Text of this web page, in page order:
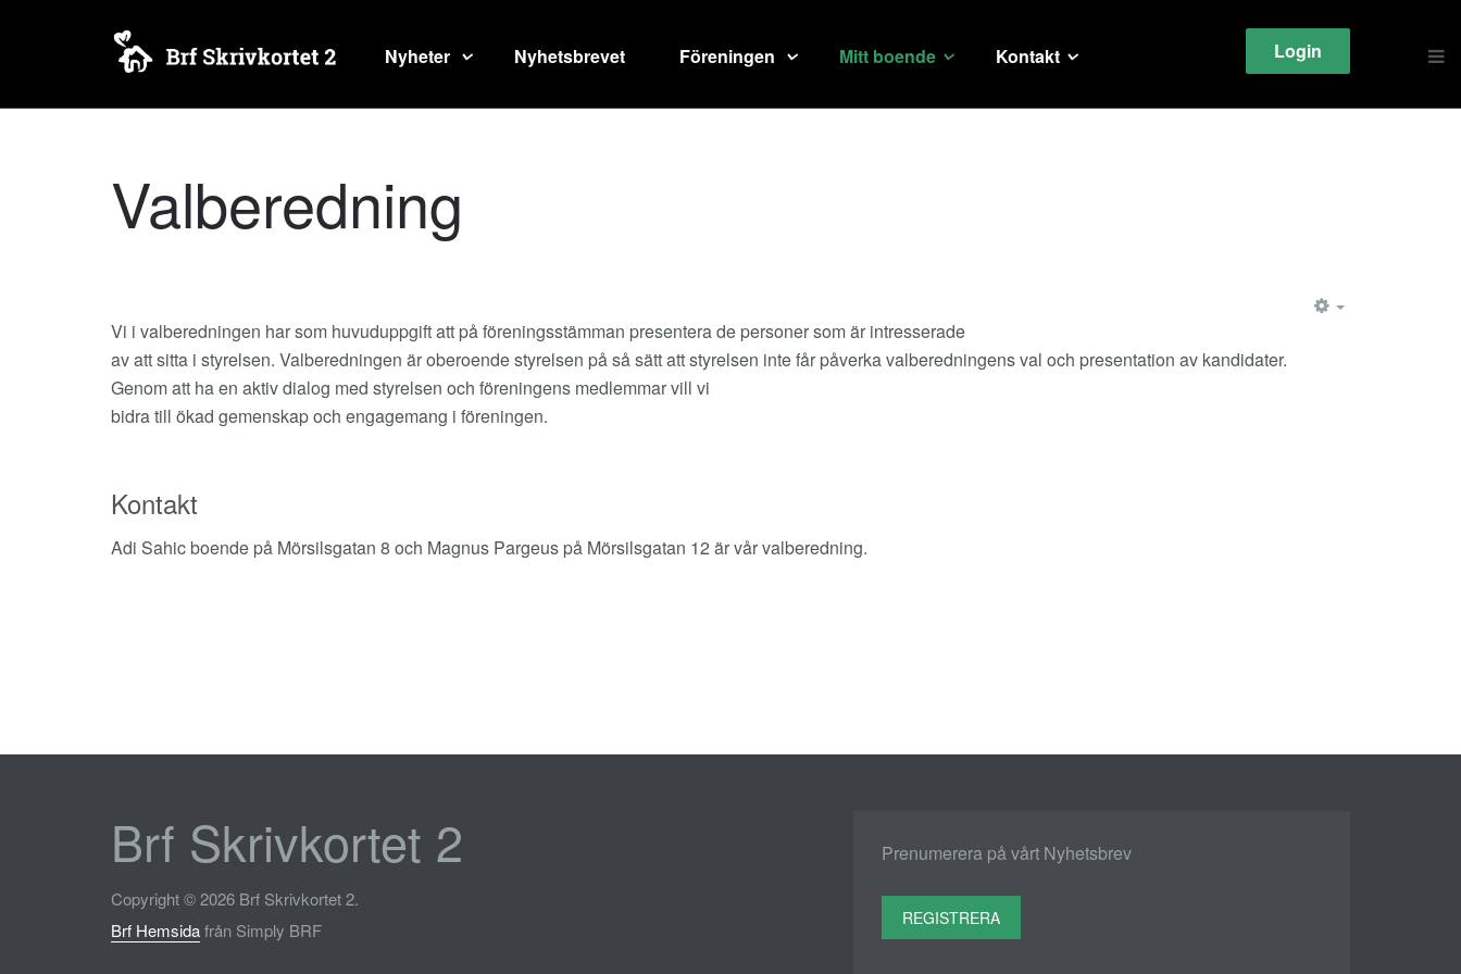
Nyheter Nyhetsbrevet Föreningen Mitt boende Kontakt Login
Valberedning
Vi i valberedningen har som huvuduppgift att på föreningsstämman presentera de personer som är intresserade
av att sitta i styrelsen. Valberedningen är oberoende styrelsen på så sätt att styrelsen inte får påverka valberedningens val och presentation av kandidater.
Genom att ha en aktiv dialog med styrelsen och föreningens medlemmar vill vi
bidra till ökad gemenskap och engagemang i föreningen.
Kontakt
Adi Sahic boende på Mörsilsgatan 8 och Magnus Pargeus på Mörsilsgatan 12 är vår valberedning.
Brf Skrivkortet 2
Copyright © 2026 Brf Skrivkortet 2.
Brf Hemsidafrån Simply BRF
Prenumerera på vårt Nyhetsbrev
REGISTRERA